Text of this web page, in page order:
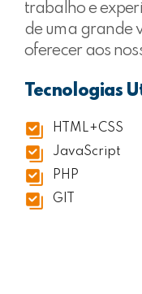
trabalho e
de uma grande
oferecer aos
Tecnologias
HTML+CSS
JavaScript
PHP
GIT